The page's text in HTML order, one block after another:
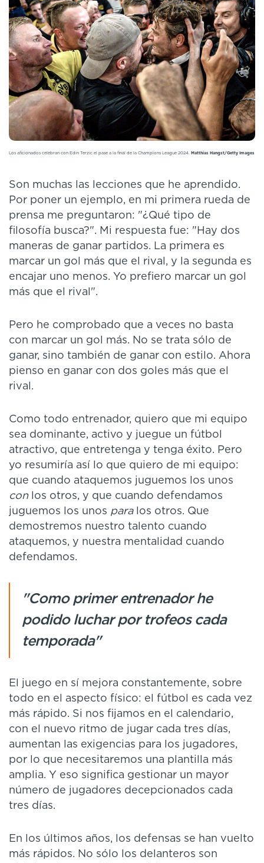
Los aficionados celebran con Edin Terzic el pase a la final de la Champions League 2024. Matthias Hangst/Getty Images
Son muchas las lecciones que he aprendido.
Por poner un ejemplo, en mi primera rueda de
prensa me preguntaron: "¿Qué tipo de
filosofía busca?". Mi respuesta fue: "Hay dos
maneras de ganar partidos. La primera es
marcar un gol más que el rival, y la segunda es
encajar uno menos. Yo prefiero marcar un gol
más que el rival".
Pero he comprobado que a veces no basta
con marcar un gol más. No se trata sólo de
ganar, sino también de ganar con estilo. Ahora
pienso en ganar con dos goles más que el
rival.
Como todo entrenador, quiero que mi equipo
sea dominante, activo y juegue un fútbol
atractivo, que entretenga y tenga éxito. Pero
yo resumiría así lo que quiero de mi equipo:
que cuando ataquemos juguemos los unos
conlos otros, y que cuando defendamos
juguemos los unos paralos otros. Que
demostremos nuestro talento cuando
ataquemos, y nuestra mentalidad cuando
defendamos.
"Como primer entrenador he
podido luchar por trofeos cada
temporada"
El juego en sí mejora constantemente, sobre
todo en el aspecto físico: el fútbol es cada vez
más rápido. Si nos fijamos en el calendario,
con el nuevo ritmo de jugar cada tres días,
aumentan las exigencias para los jugadores,
por lo que necesitaremos una plantilla más
amplia. Y eso significa gestionar un mayor
número de jugadores decepcionados cada
tres días.
En los últimos años, los defensas se han vuelto
más rápidos. No sólo los delanteros son